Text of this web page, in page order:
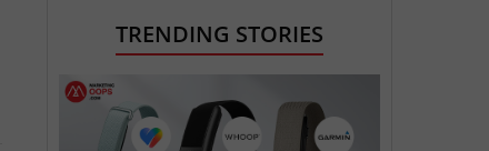
TRENDING STORIES